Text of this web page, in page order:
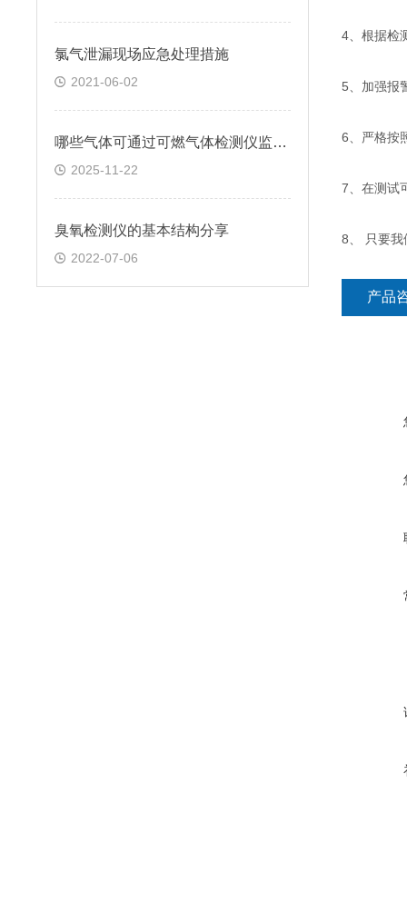
氯气泄漏现场应急处理措施
2021-06-02
哪些气体可通过可燃气体检测仪监测？
2025-11-22
臭氧检测仪的基本结构分享
2022-07-06
4、根据检
5、加强报
6、严格按
7、在测试
8、 只要我
产品